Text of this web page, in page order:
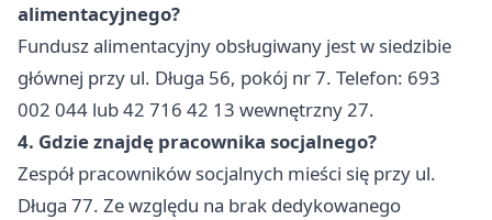
alimentacyjnego?
Fundusz alimentacyjny obsługiwany jest w siedzibie
głównej przy ul. Długa 56, pokój nr 7. Telefon: 693
002 044 lub 42 716 42 13 wewnętrzny 27.
4. Gdzie znajdę pracownika socjalnego?
Zespół pracowników socjalnych mieści się przy ul.
Długa 77. Ze względu na brak dedykowanego